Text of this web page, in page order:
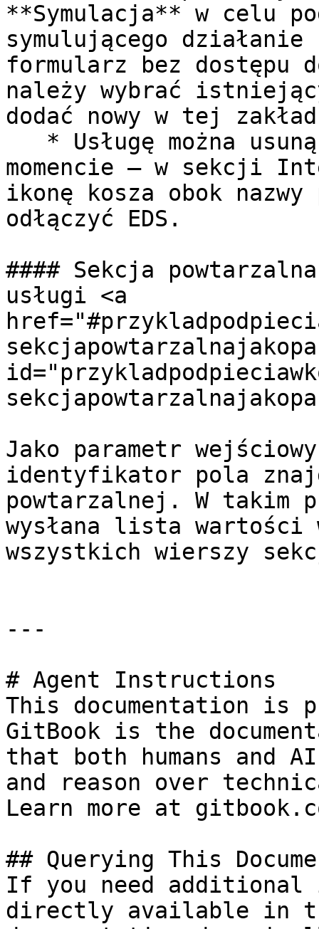
**Symulacja** w celu
symulującego
formularz bez dostępu
należy wybrać
dodać nowy w tej
momencie – w sekcji
ikonę kosza obok
odłączyć EDS.
#### Sekcja
usługi <a
Jako parametr
identyfikator pola
powtarzalnej. W takim
wysłana lista wartości
wszystkich wierszy
---
# Agent Instructions
This documentation is
GitBook is the
that both humans and
and reason over
Learn more at
## Querying This
If you need
directly available in